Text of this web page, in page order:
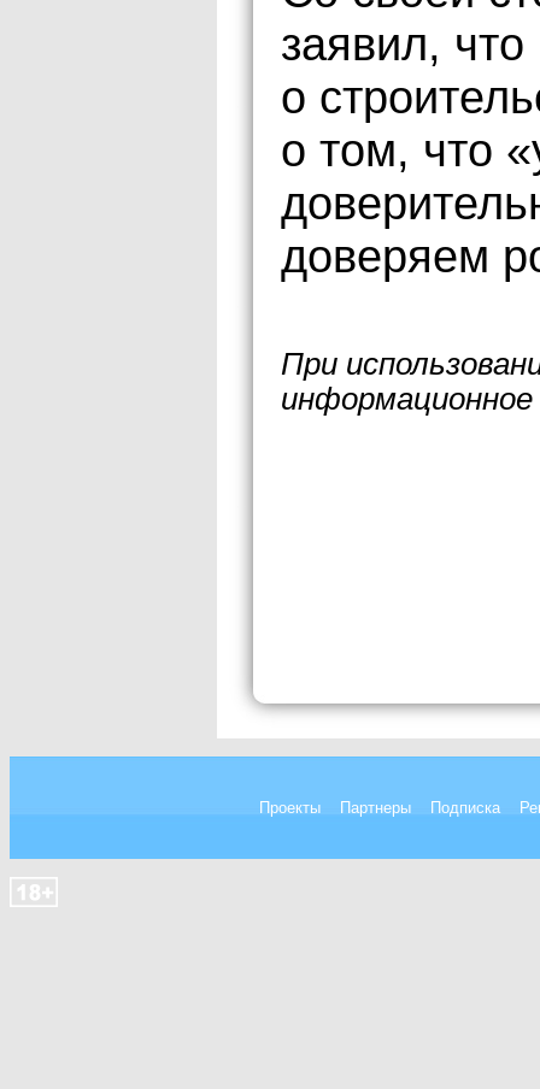
заявил,
о
о том, что
доверяем
При
Проекты Партнеры Подписка